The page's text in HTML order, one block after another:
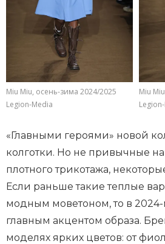
Miu Miu, осень-зима 2024/2025
Legion-Media
Miu
«Главными героями» новой
колготки. Но не привычные
плотного трикотажа,
Если раньше такие теплые
модным моветоном, то в
главным акцентом образа.
моделях ярких цветов: от